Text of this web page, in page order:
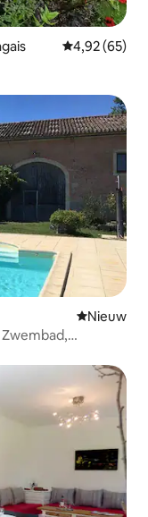
Gemiddelde
4,92 (65)
Nieuwe
Nieuw